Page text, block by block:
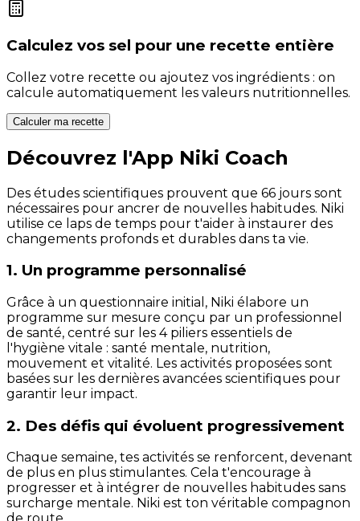
Calculez vos sel pour une recette entière
Collez votre recette ou ajoutez vos ingrédients : on
calcule automatiquement les valeurs nutritionnelles.
Calculer ma recette
Découvrez l'App Niki Coach
Des études scientifiques prouvent que 66 jours sont
nécessaires pour ancrer de nouvelles habitudes. Niki
utilise ce laps de temps pour t'aider à instaurer des
changements profonds et durables dans ta vie.
1. Un programme personnalisé
Grâce à un questionnaire initial, Niki élabore un
programme sur mesure conçu par un professionnel
de santé, centré sur les 4 piliers essentiels de
l'hygiène vitale : santé mentale, nutrition,
mouvement et vitalité. Les activités proposées sont
basées sur les dernières avancées scientifiques pour
garantir leur impact.
2. Des défis qui évoluent progressivement
Chaque semaine, tes activités se renforcent, devenant
de plus en plus stimulantes. Cela t'encourage à
progresser et à intégrer de nouvelles habitudes sans
surcharge mentale. Niki est ton véritable compagnon